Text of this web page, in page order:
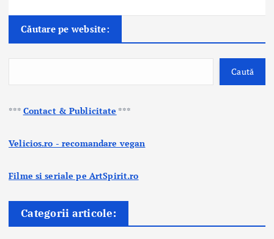
Căutare pe website:
Caută
*** Contact & Publicitate ***
Velicios.ro - recomandare vegan
Filme si seriale pe ArtSpirit.ro
Categorii articole: